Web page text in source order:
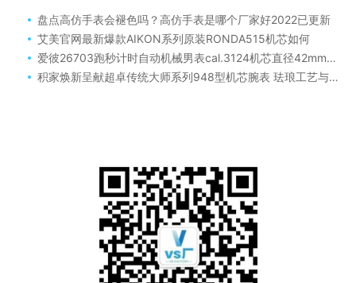
盘点高仿手表会褪色吗？高仿手表是哪个厂家好2022已更新
艾美官网最新爆款AIKON系列原装RONDA515机芯如何
爱彼26703跑秒计时自动机械男表cal.3124机芯直径42mm超级夜光如何
积家焕新呈献超卓传统大师系列948型机芯腕表 珐琅工艺与玫瑰金的传世交响